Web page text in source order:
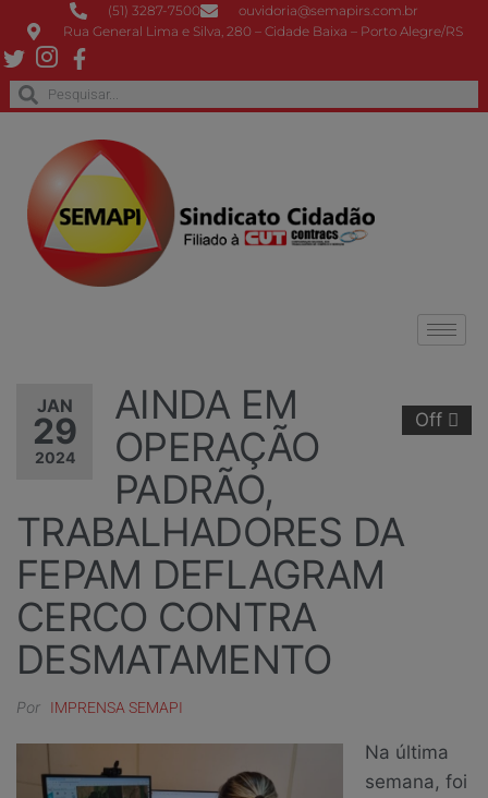
(51) 3287-7500
ouvidoria@semapirs.com.br
Rua General Lima e Silva, 280 – Cidade Baixa – Porto Alegre/RS
JAN
29
2024
Off
AINDA EM
OPERAÇÃO
PADRÃO,
TRABALHADORES DA
FEPAM DEFLAGRAM
CERCO CONTRA
DESMATAMENTO
Por IMPRENSA SEMAPI
Na última
semana, foi